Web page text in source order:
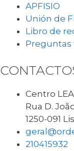
APFISIO
Unión de
Libro de
Centro
Rua D.
1250-091
210415932